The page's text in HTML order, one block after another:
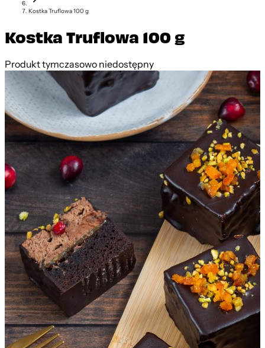
Kostka Truflowa 100 g
Kostka Truflowa 100 g
Produkt tymczasowo niedostępny